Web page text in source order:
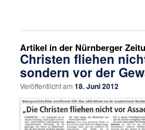
Artikel in der Nürnberger
Christen fliehen
sondern vor der
Veröffentlicht am18. Juni 2012